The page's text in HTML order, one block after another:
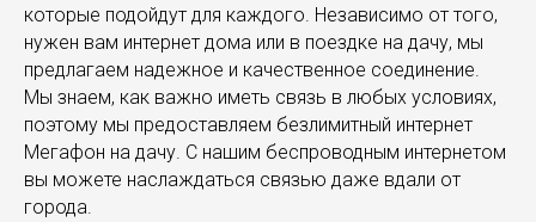
которые подойдут для каждого. Независимо от того,
нужен вам интернет дома или в поездке на дачу, мы
предлагаем надежное и качественное соединение.
Мы знаем, как важно иметь связь в любых условиях,
поэтому мы предоставляем безлимитный интернет
Мегафон на дачу. С нашим беспроводным интернетом
вы можете наслаждаться связью даже вдали от
города.